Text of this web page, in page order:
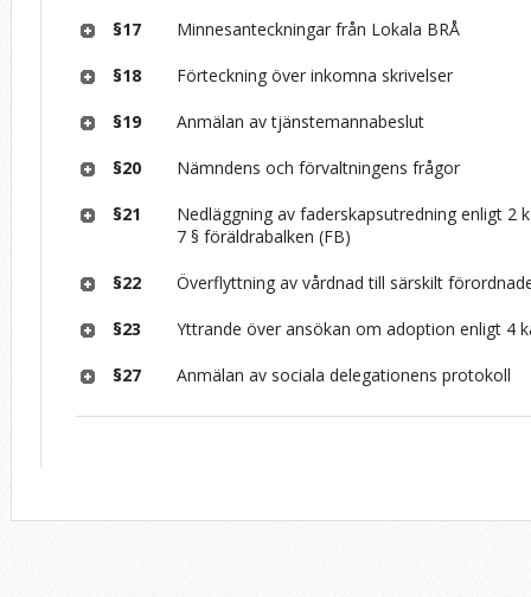
§17 Minnesanteckningar från Lokala BRÅ
§18 Förteckning över inkomna skrivelser
§19 Anmälan av tjänstemannabeslut
§20 Nämndens och förvaltningens frågor
§21
Nedläggning av faderskapsutredning enligt 2
7 § föräldrabalken (FB)
§22 Överflyttning av vårdnad till särskilt
§23 Yttrande över ansökan om adoption enligt 4
§27 Anmälan av sociala delegationens protokoll